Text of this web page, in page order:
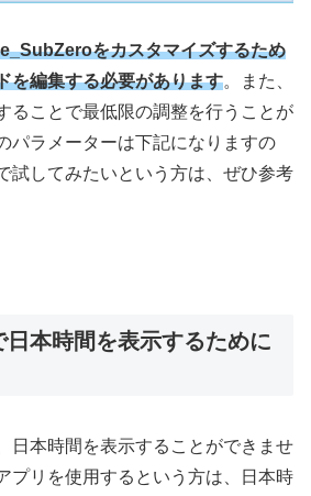
をカスタマイズするため
を編集する必要があります。また、
ることで最低限の調整を行うことが
パラメーターは下記になりますの
試してみたいという方は、ぜひ参考
日本時間を表示するために
日本時間を表示することができませ
プリを使用するという方は、日本時